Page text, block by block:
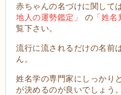
赤ちゃんの名づけに関して
地人の運勢鑑定」
の 「姓
覧下さい。
流行に流されるだけの名前
ん。
姓名学の専門家にしっかり
が決めるのが良いでしょう。